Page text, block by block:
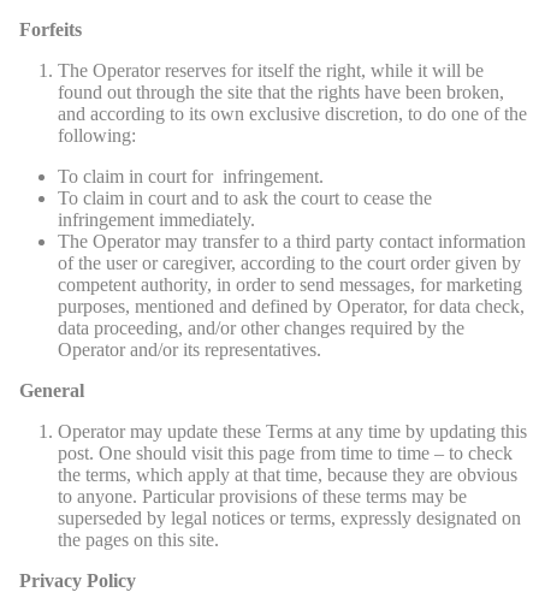
Forfeits
The Operator reserves for itself the right, while it will be
found out through the site that the rights have been broken,
and according to its own exclusive discretion, to do one of the
following:
To claim in court for infringement.
To claim in court and to ask the court to cease the
infringement immediately.
The Operator may transfer to a third party contact information
of the user or caregiver, according to the court order given by
competent authority, in order to send messages, for marketing
purposes, mentioned and defined by Operator, for data check,
data proceeding, and/or other changes required by the
Operator and/or its representatives.
General
Operator may update these Terms at any time by updating this
post. One should visit this page from time to time – to check
the terms, which apply at that time, because they are obvious
to anyone. Particular provisions of these terms may be
superseded by legal notices or terms, expressly designated on
the pages on this site.
Privacy Policy